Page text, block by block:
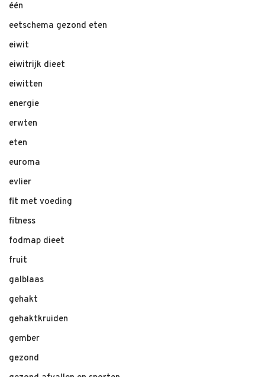
één
eetschema gezond eten
eiwit
eiwitrijk dieet
eiwitten
energie
erwten
eten
euroma
evlier
fit met voeding
fitness
fodmap dieet
fruit
galblaas
gehakt
gehaktkruiden
gember
gezond